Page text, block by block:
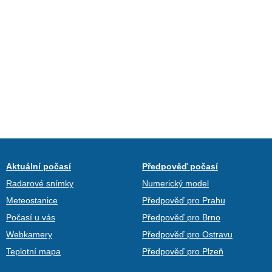
Aktuální počasí
Radarové snímky
Meteostanice
Počasí u vás
Webkamery
Teplotní mapa
Předpověď počasí
Numerický model
Předpověď pro Prahu
Předpověď pro Brno
Předpověď pro Ostravu
Předpověď pro Plzeň